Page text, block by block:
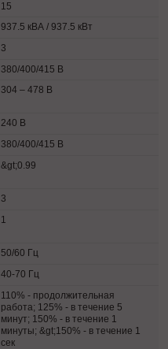
15
937.5 кВА / 937.5 кВт
3
380/400/415 В
304 – 478 В
240 В
380/400/415 В
&gt;0.99
3
1
50/60 Гц
40-70 Гц
110% - продолжительная
работа; 125% - в течение 5
минут; 150% - в течение 1
минуты; &gt;150% - в течение 1
сек